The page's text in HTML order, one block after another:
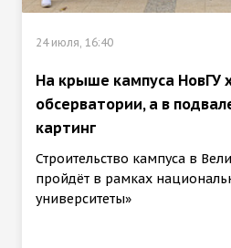
24 июля, 16:40
На крыше кампуса НовГУ
обсерватории, а в
картинг
Строительство кампуса в
пройдёт в рамках
университеты»